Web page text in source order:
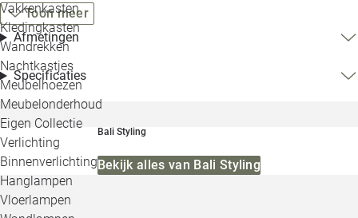
Vakkenkasten
Kledingkasten
Wandrekken
Nachtkastjes
Meubelhoezen
Meubelonderhoud
Eigen Collectie
Verlichting
Binnenverlichting
Hanglampen
Vloerlampen
Toon meer
Afmetingen
Specificaties
Bali Styling
Bekijk alles van Bali Styling